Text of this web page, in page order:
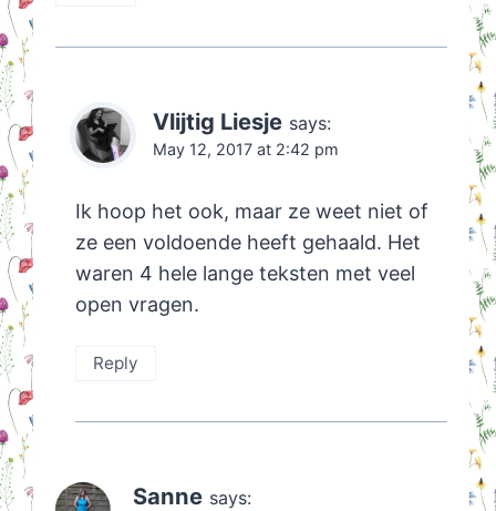
Vlijtig Liesje says:
May 12, 2017 at 2:42 pm
Ik hoop het ook, maar ze weet niet of
ze een voldoende heeft gehaald. Het
waren 4 hele lange teksten met veel
open vragen.
Reply
Sanne says: